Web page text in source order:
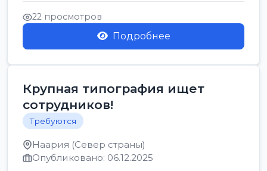
22 просмотров
Подробнее
Крупная типография ищет
сотрудников!
Требуются
Наария (Север страны)
Опубликовано: 06.12.2025